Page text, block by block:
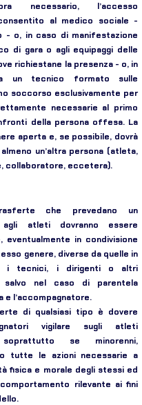
necessario, l’accesso
al medico sociale -
- o, in caso di manifestazione
di gara o agli equipaggi delle
richiestane la presenza - o, in
un tecnico formato sulle
soccorso esclusivamente per
necessarie al primo
della persona offesa. La
aperta e, se possibile, dovrà
un’altra persona (atleta,
collaboratore, eccetera).
che prevedano un
agli atleti dovranno essere
eventualmente in condivisione
genere, diverse da quelle in
i tecnici, i dirigenti o altri
salvo nel caso di parentela
l’accompagnatore.
di qualsiasi tipo è dovere
vigilare sugli atleti
soprattutto se minorenni,
tutte le azioni necessarie a
fisica e morale degli stessi ed
rilevante ai fini